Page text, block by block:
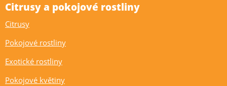
Citrusy a pokojové rostliny
Citrusy
Pokojové rostliny
Exotické rostliny
Pokojové květiny